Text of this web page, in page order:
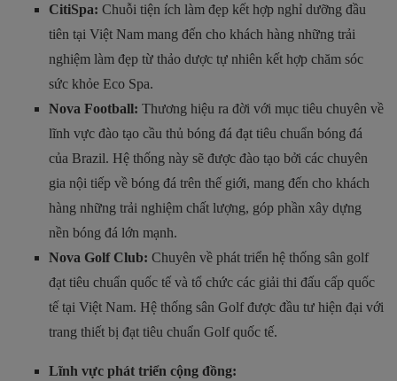
CitiSpa: Chuỗi tiện ích làm đẹp kết hợp nghỉ dưỡng đầu
tiên tại Việt Nam mang đến cho khách hàng những trải
nghiệm làm đẹp từ thảo dược tự nhiên kết hợp chăm sóc
sức khỏe Eco Spa.
Nova Football: Thương hiệu ra đời với mục tiêu chuyên về
lĩnh vực đào tạo cầu thủ bóng đá đạt tiêu chuẩn bóng đá
của Brazil. Hệ thống này sẽ được đào tạo bởi các chuyên
gia nội tiếp về bóng đá trên thế giới, mang đến cho khách
hàng những trải nghiệm chất lượng, góp phần xây dựng
nền bóng đá lớn mạnh.
Nova Golf Club: Chuyên về phát triển hệ thống sân golf
đạt tiêu chuẩn quốc tế và tổ chức các giải thi đấu cấp quốc
tế tại Việt Nam. Hệ thống sân Golf được đầu tư hiện đại với
trang thiết bị đạt tiêu chuẩn Golf quốc tế.
Lĩnh vực phát triển cộng đồng: